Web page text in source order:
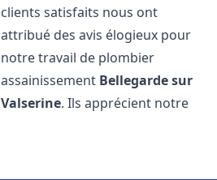
clients satisfaits nous ont
attribué des avis élogieux pour
notre travail de plombier
assainissement Bellegarde sur
Valserine. Ils apprécient notre